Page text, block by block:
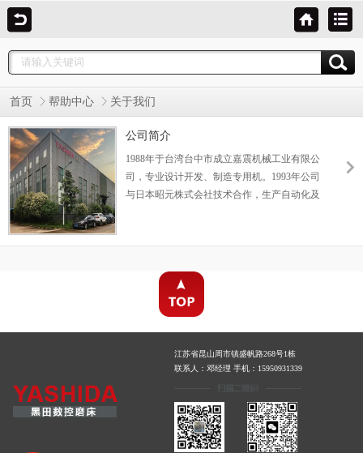
首页 帮助中心 关于我们
公司简介
1988年于台湾台中市成立嘉震机械工业有限公
司，专业设计开发、制造专用机。1993年公司
与日本昭元株式会社技术合作，生产自动化及
2004年9月在中国江苏昆山张浦大市工业区设
迁至马鞍山，成立马鞍山黑田智能科技有限公
司，昆山只留营销中心-昆山日日先精密机械有
限公司。（即昆山日日先和马鞍山黑田实为一
江苏省昆山周市镇盛帆路268号1栋
联系人：邓经理 手机：15950931339